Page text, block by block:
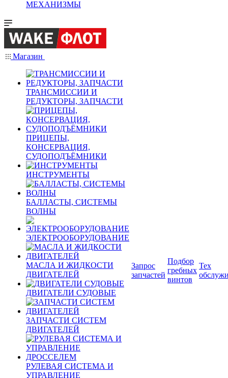
МЕХАНИЗМЫ
Магазин
ТРАНСМИССИИ И
РЕДУКТОРЫ, ЗАПЧАСТИ
ПРИЦЕПЫ,
КОНСЕРВАЦИЯ,
СУДОПОДЪЁМНИКИ
ИНСТРУМЕНТЫ
БАЛЛАСТЫ, СИСТЕМЫ
ВОЛНЫ
ЭЛЕКТРООБОРУДОВАНИЕ
МАСЛА И ЖИДКОСТИ
ДВИГАТЕЛЕЙ
ДВИГАТЕЛИ СУДОВЫЕ
ЗАПЧАСТИ СИСТЕМ
ДВИГАТЕЛЕЙ
РУЛЕВАЯ СИСТЕМА И
УПРАВЛЕНИЕ
Запрос
запчастей
Подбор
гребных
винтов
Тех